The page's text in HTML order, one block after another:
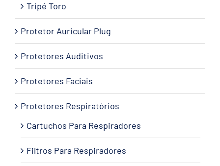
Tripé Toro
Protetor Auricular Plug
Protetores Auditivos
Protetores Faciais
Protetores Respiratórios
Cartuchos Para Respiradores
Filtros Para Respiradores